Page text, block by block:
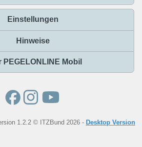
Einstellungen
Hinweise
PEGELONLINE Mobil
1.2.2 © ITZBund 2026 - Desktop Version